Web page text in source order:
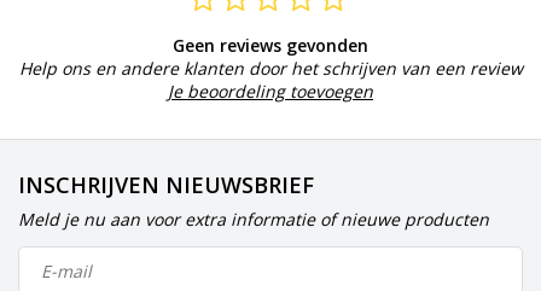
Geen reviews gevonden
Help ons en andere klanten door het schrijven van een review
Je beoordeling toevoegen
INSCHRIJVEN NIEUWSBRIEF
Meld je nu aan voor extra informatie of nieuwe producten